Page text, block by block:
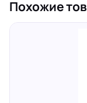
Похожие